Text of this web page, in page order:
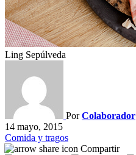
Ling Sepúlveda
PorColaborador
14 mayo, 2015
Comida y tragos
Compartir